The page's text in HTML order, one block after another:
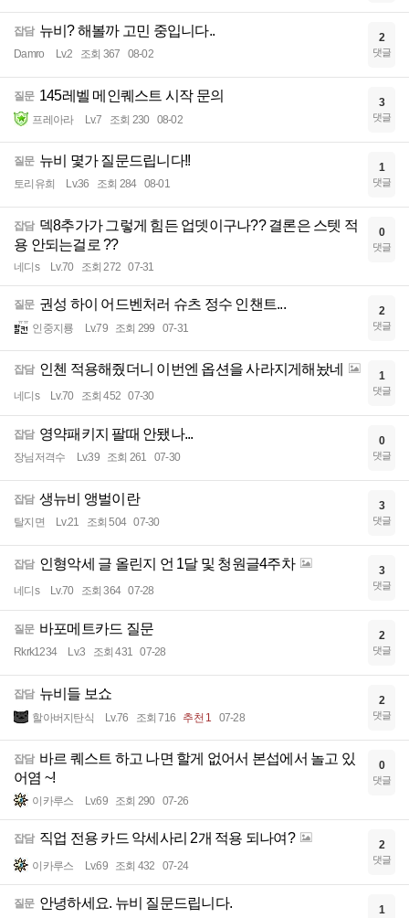
잡담 뉴비? 해볼까 고민 중입니다..
Damro Lv.2 조회 367 08-02
2
댓글
질문 145레벨 메인퀘스트 시작 문의
프레아라 Lv.7 조회 230 08-02
3
댓글
질문 뉴비 몇가 질문드립니다!!
토리유희 Lv.36 조회 284 08-01
1
댓글
잡담 덱8추가가 그렇게 힘든 업뎃이구나?? 결론은 스텟 적
용 안되는걸로 ??
네디s Lv.70 조회 272 07-31
0
댓글
질문 권성 하이 어드벤처러 슈츠 정수 인챈트...
인중지룡 Lv.79 조회 299 07-31
2
댓글
잡담 인첸 적용해줬더니 이번엔 옵션을 사라지게해놨네
네디s Lv.70 조회 452 07-30
1
댓글
잡담 영약패키지 팔때 안됐나...
장님저격수 Lv.39 조회 261 07-30
0
댓글
잡담 생뉴비 앵벌이란
탈지면 Lv.21 조회 504 07-30
3
댓글
잡담 인형악세 글 올린지 언 1달 및 청원글4주차
네디s Lv.70 조회 364 07-28
3
댓글
질문 바포메트카드 질문
Rkrk1234 Lv.3 조회 431 07-28
2
댓글
잡담 뉴비들 보쇼
할아버지탄식 Lv.76 조회 716 추천 1 07-28
2
댓글
잡담 바르 퀘스트 하고 나면 할게 없어서 본섭에서 놀고 있
어염 ~!
이카루스 Lv.69 조회 290 07-26
0
댓글
잡담 직업 전용 카드 악세사리 2개 적용 되나여?
이카루스 Lv.69 조회 432 07-24
2
댓글
질문 안녕하세요. 뉴비 질문드립니다. 1